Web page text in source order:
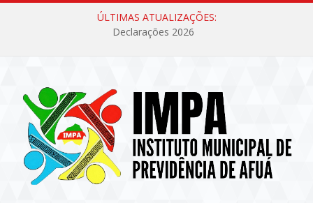
ÚLTIMAS ATUALIZAÇÕES:
Declarações 2026